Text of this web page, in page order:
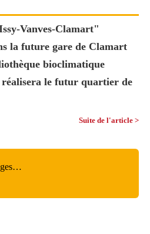
Vanves-Clamart"
la future gare de Clamart
bioclimatique
le futur quartier de
Suite de l'article >